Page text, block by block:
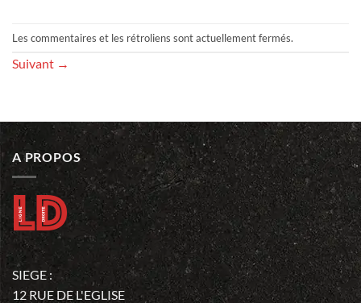
Les commentaires et les rétroliens sont actuellement fermés.
Suivant →
A PROPOS
SIEGE :
12 RUE DE L'EGLISE